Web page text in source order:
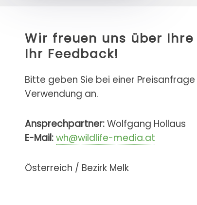
Wir freuen uns über
Ihr Feedback!
Bitte geben Sie bei einer
Verwendung an.
Ansprechpartner:Wolfgang Hollaus
E-Mail:wh@wildlife-media.at
Österreich / Bezirk Melk